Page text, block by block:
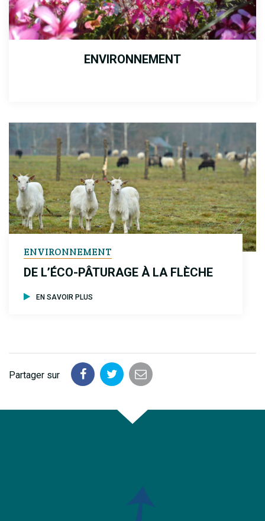
ENVIRONNEMENT
ENVIRONNEMENT
DE L’ÉCO-PÂTURAGE À LA FLÈCHE
EN SAVOIR PLUS
Partager sur
Partager
Facebook
Partager
Twitter
Partager
email